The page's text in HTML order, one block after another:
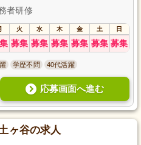
者研修
火 水 木 金 土 日
募集 募集 募集 募集 募集 募集
学歴不問 40代活躍
応募画面へ進む
ヶ谷の求人